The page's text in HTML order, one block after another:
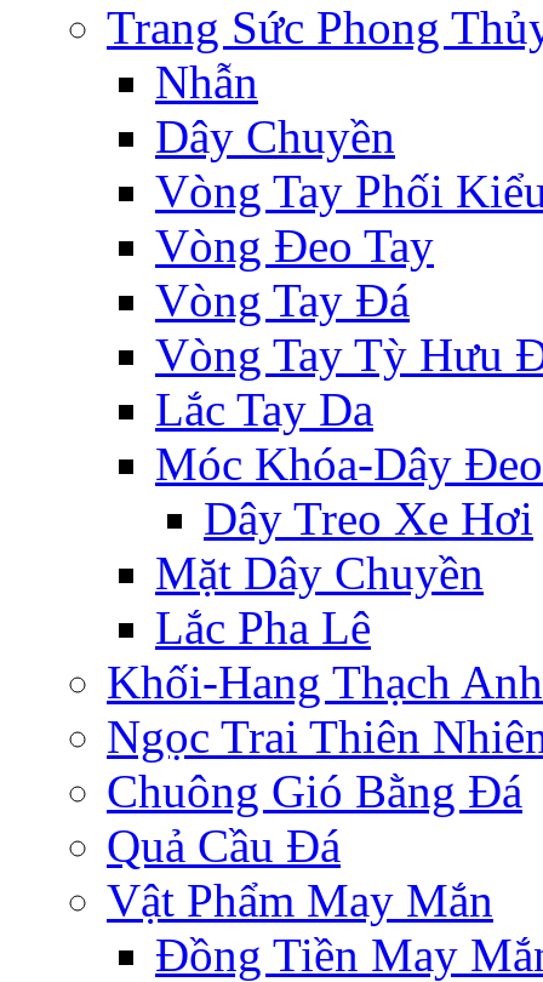
Trang Sức Phong
Nhẫn
Dây Chuyền
Vòng Tay Phối
Vòng Đeo Tay
Vòng Tay Đá
Vòng Tay Tỳ Hưu
Lắc Tay Da
Móc Khóa-Dây Đeo
Dây Treo Xe Hơi
Mặt Dây Chuyền
Lắc Pha Lê
Khối-Hang Thạch Anh
Ngọc Trai Thiên
Chuông Gió Bằng Đá
Quả Cầu Đá
Vật Phẩm May Mắn
Đồng Tiền May